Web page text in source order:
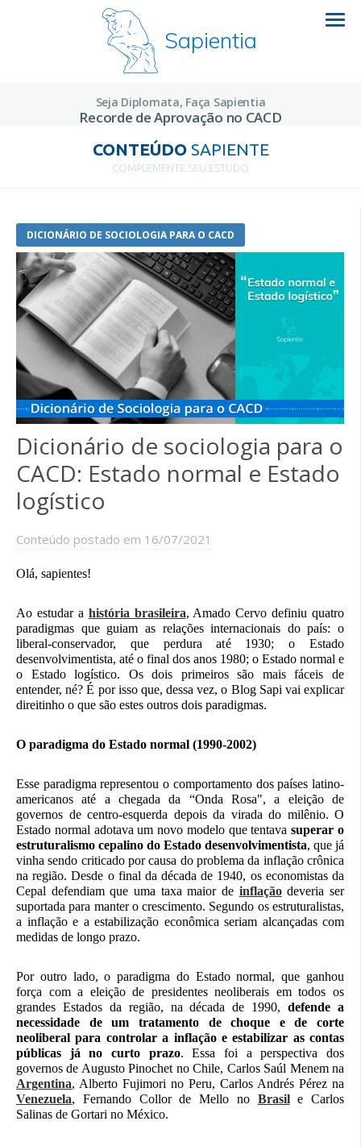
Sapientia
Seja Diplomata, Faça Sapientia
Recorde de Aprovação no CACD
CONTEÚDOSAPIENTE
COMPLEMENTE SEU ESTUDO
DICIONÁRIO DE SOCIOLOGIA PARA O CACD
Dicionário de sociologia para o
CACD: Estado normal e Estado
logístico
Conteúdo postado em 16/07/2021
Olá, sapientes!
Ao estudar a história brasileira, Amado Cervo definiu quatro
paradigmas que guiam as relações internacionais do país: o
liberal-conservador, que perdura até 1930; o Estado
desenvolvimentista, até o final dos anos 1980; o Estado normal e
o Estado logístico. Os dois primeiros são mais fáceis de
entender, né? É por isso que, dessa vez, o Blog Sapi vai explicar
direitinho o que são estes outros dois paradigmas.
O paradigma do Estado normal (1990-2002)
Esse paradigma representou o comportamento dos países latino-
americanos até a chegada da “Onda Rosa", a eleição de
governos de centro-esquerda depois da virada do milênio. O
Estado normal adotava um novo modelo que tentavasuperar o
estruturalismo cepalino do Estado desenvolvimentista, que já
vinha sendo criticado por causa do problema da inflação crônica
na região. Desde o final da década de 1940, os economistas da
Cepal defendiam que uma taxa maior de inflaçãodeveria ser
suportada para manter o crescimento. Segundo os estruturalistas,
a inflação e a estabilização econômica seriam alcançadas com
medidas de longo prazo.
Por outro lado, o paradigma do Estado normal, que ganhou
força com a eleição de presidentes neoliberais em todos os
grandes Estados da região, na década de 1990,defende a
necessidade de um tratamento de choque e de corte
neoliberal para controlar a inflação e estabilizar as contas
públicas já no curto prazo. Essa foi a perspectiva dos
governos de Augusto Pinochet no Chile, Carlos Saúl Menem na
Argentina, Alberto Fujimori no Peru, Carlos Andrés Pérez na
Venezuela, Fernando Collor de Mello no Brasile Carlos
Salinas de Gortari no México.